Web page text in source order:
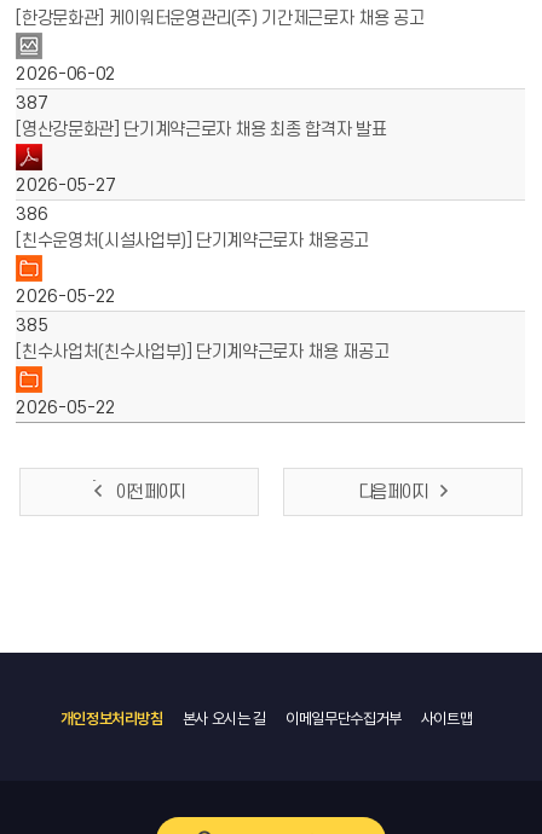
[한강문화관] 케이워터운영관리(주) 기간제근로자 채용 공고
2026-06-02
387
[영산강문화관] 단기계약근로자 채용 최종 합격자 발표
2026-05-27
386
[친수운영처(시설사업부)] 단기계약근로자 채용공고
2026-05-22
385
[친수사업처(친수사업부)] 단기계약근로자 채용 재공고
2026-05-22
이전 페이지 다음 페이지
개인정보처리방침 본사 오시는 길 이메일무단수집거부 사이트맵